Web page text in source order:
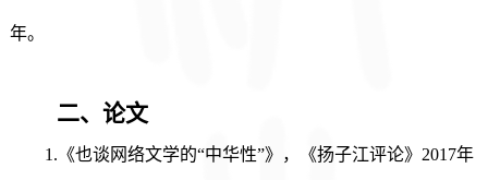
年。
二、论文
1.《也谈网络文学的“中华性”》，《扬子江评论》2017年